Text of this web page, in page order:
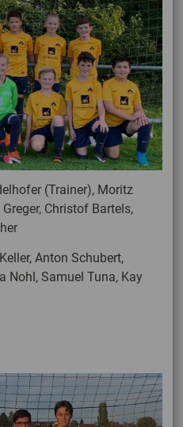
(Trainer), Moritz
Christof Bartels,
Anton Schubert,
Nohl, Samuel Tuna, Kay